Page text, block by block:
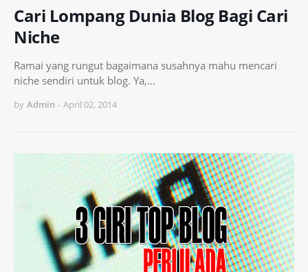
Cari Lompang Dunia Blog Bagi Cari
Niche
Ramai yang rungut bagaimana susahnya mahu mencari
niche sendiri untuk blog. Ya,…
by Admin - April 02, 2014